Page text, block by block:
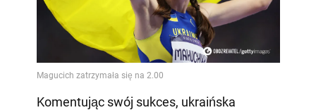
Komentując swój sukces, ukraińska